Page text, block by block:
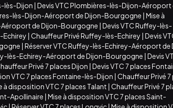
lès-Dijon | Devis VTC Plombières-lès-Dijon-Aéroport
lès-Dijon-Aéroport de Dijon-Bourgogne | Mise à
de Dijon-Bourgogne | Devis VTC Ruffey-lès-
Echirey | Chauffeur Privé Ruffey-lès-Echirey | Devis
| Réserver VTC Ruffey-lès-Echirey-Aéroport de
lès-Echirey-Aéroport de Dijon-Bourgogne | Devis
Privé 7 places Dijon | Devis VTC 7 places
VTC 7 places Fontaine-lès-Dijon | Chauffeur Privé 7
à disposition VTC 7 places Talant | Chauffeur Privé 7
Apollinaire | Mise à disposition VTC 7 places Saint-